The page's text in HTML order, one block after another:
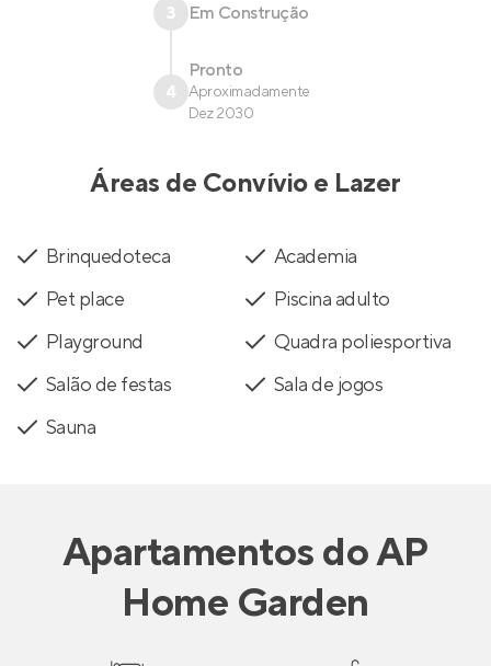
3 Em Construção
4
Pronto
Aproximadamente
Dez 2030
Áreas de Convívio e Lazer
Brinquedoteca
Academia
Pet place
Piscina adulto
Playground
Quadra poliesportiva
Salão de festas
Sala de jogos
Sauna
ApartamentosdoAP
Home Garden